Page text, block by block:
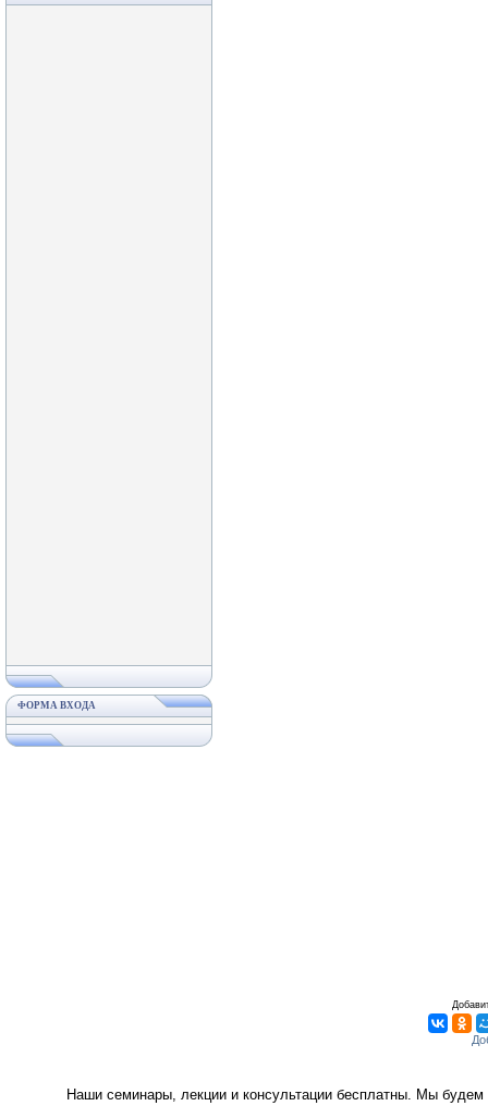
ФОРМА ВХОДА
Наши семинары, лекции и консультации бесплатны. Мы